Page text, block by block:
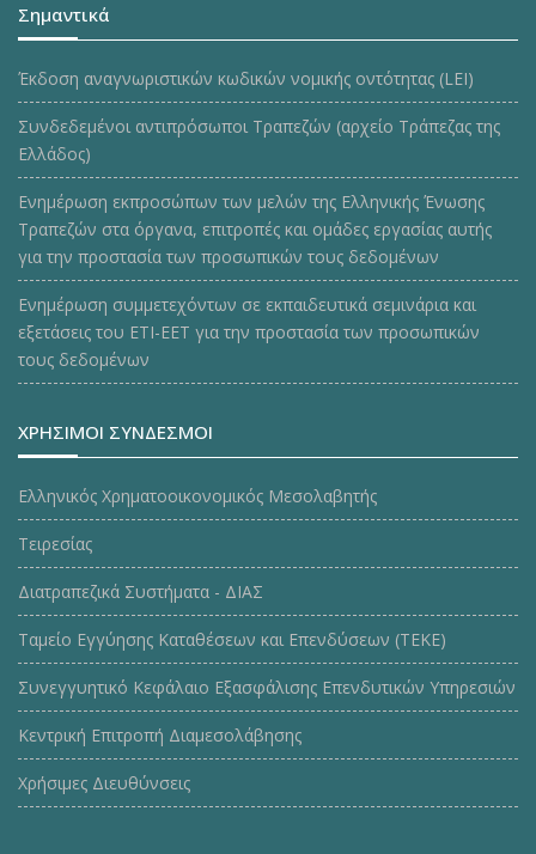
Σημαντικά
Έκδοση αναγνωριστικών κωδικών νομικής οντότητας (LEI)
Συνδεδεμένοι αντιπρόσωποι Τραπεζών (αρχείο Τράπεζας της
Ελλάδος)
Ενημέρωση εκπροσώπων των μελών της Ελληνικής Ένωσης
Τραπεζών στα όργανα, επιτροπές και ομάδες εργασίας αυτής
για την προστασία των προσωπικών τους δεδομένων
Ενημέρωση συμμετεχόντων σε εκπαιδευτικά σεμινάρια και
εξετάσεις του ΕΤΙ-ΕΕΤ για την προστασία των προσωπικών
τους δεδομένων
ΧΡΗΣΙΜΟΙ ΣΥΝΔΕΣΜΟΙ
Ελληνικός Χρηματοοικονομικός Μεσολαβητής
Τειρεσίας
Διατραπεζικά Συστήματα - ΔΙΑΣ
Ταμείο Εγγύησης Καταθέσεων και Επενδύσεων (ΤΕΚE)
Συνεγγυητικό Κεφάλαιο Εξασφάλισης Επενδυτικών Υπηρεσιών
Κεντρική Επιτροπή Διαμεσολάβησης
Χρήσιμες Διευθύνσεις